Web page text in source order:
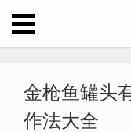
金枪鱼罐头
作法大全